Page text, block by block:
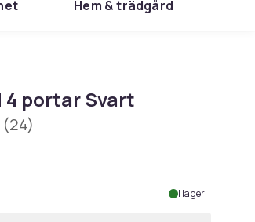
Hem & trädgård
4 portar Svart
(24)
I lager